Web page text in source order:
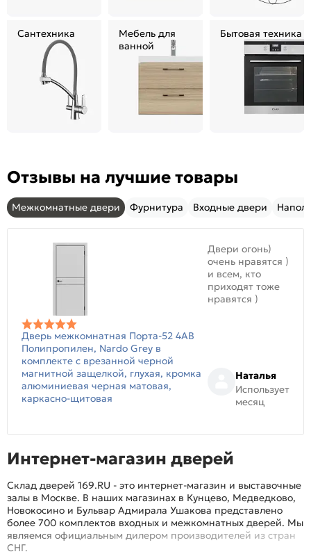
Сантехника
Мебель для
ванной
Бытовая техника
Отзывы на лучшие товары
Межкомнатные двери Фурнитура Входные двери
Дверь межкомнатная Порта-52 4AB
Полипропилен, Nardo Grey в
комплекте с врезанной черной
магнитной защелкой, глухая, кромка
алюминиевая черная матовая,
каркасно-щитовая
Двери огонь)
очень нравятся )
и всем, кто
приходят тоже
нравятся )
Наталья
Использует
месяц
Интернет-магазин дверей
Склад дверей 169.RU - это интернет-магазин и выставочные
залы в Москве. В наших магазинах в Кунцево, Медведково,
Новокосино и Бульвар Адмирала Ушакова представлено
более 700 комплектов входных и межкомнатных дверей. Мы
являемся официальным дилером производителей из стран
СНГ.